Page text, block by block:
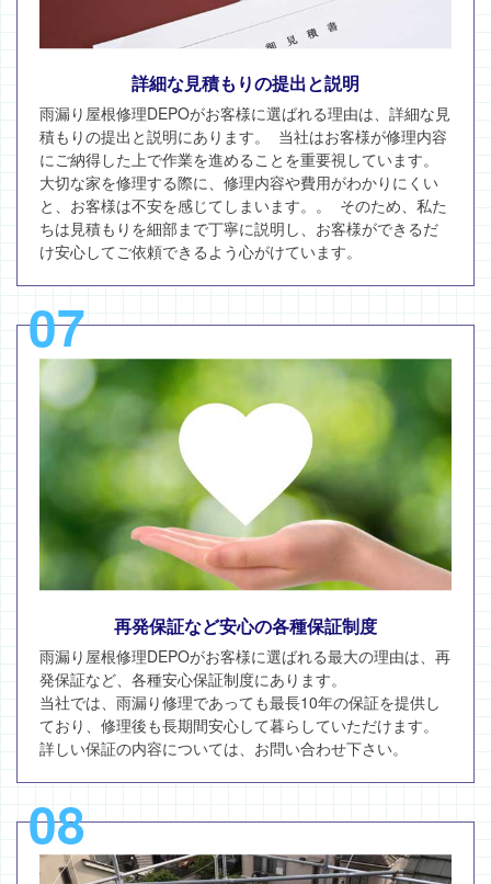
詳細な見積もりの提出と説明
雨漏り屋根修理DEPOがお客様に選ばれる理由は、詳細な見
積もりの提出と説明にあります。 当社はお客様が修理内容
にご納得した上で作業を進めることを重要視しています。
大切な家を修理する際に、修理内容や費用がわかりにくい
と、お客様は不安を感じてしまいます。。 そのため、私た
ちは見積もりを細部まで丁寧に説明し、お客様ができるだ
け安心してご依頼できるよう心がけています。
07
再発保証など安心の各種保証制度
雨漏り屋根修理DEPOがお客様に選ばれる最大の理由は、再
発保証など、各種安心保証制度にあります。
当社では、雨漏り修理であっても最長10年の保証を提供し
ており、修理後も長期間安心して暮らしていただけます。
詳しい保証の内容については、お問い合わせ下さい。
08